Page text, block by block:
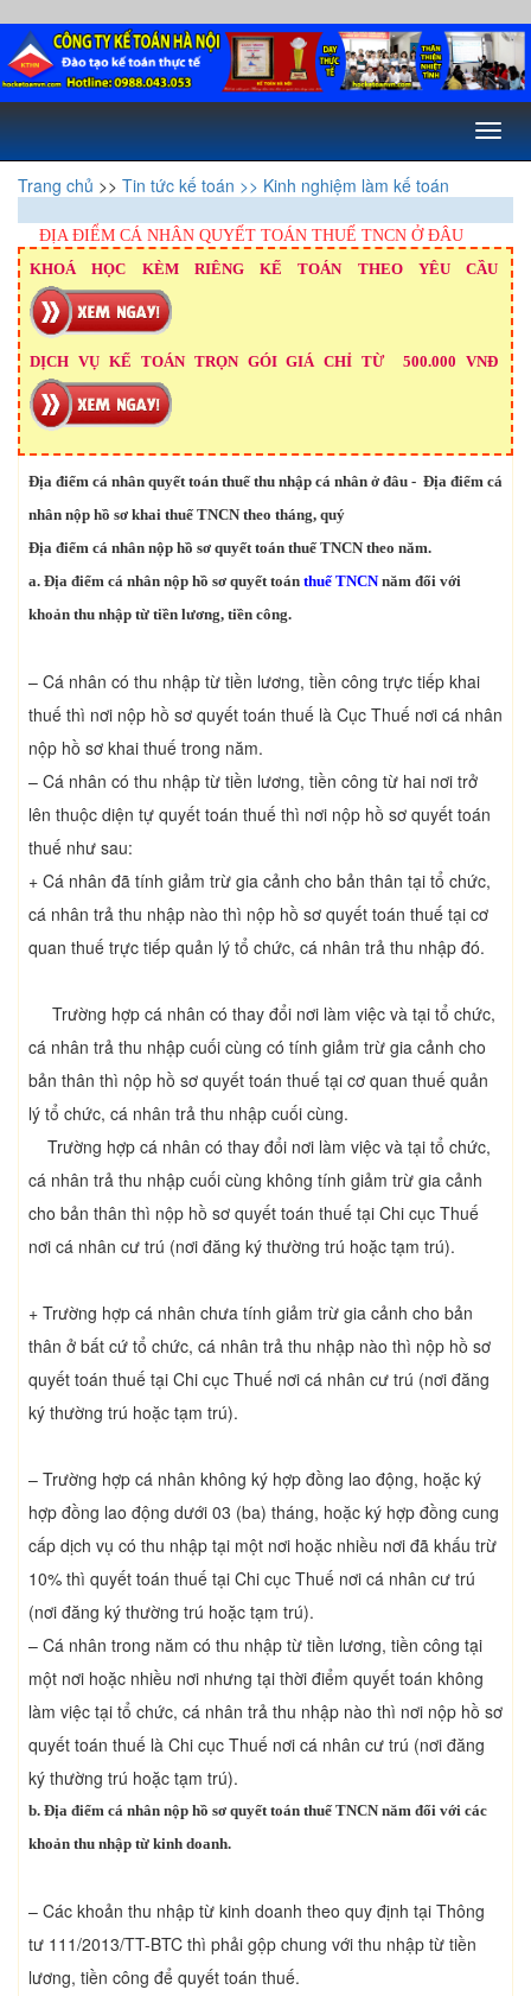
Toggle
Trang chủ >> Tin tức kế toán >> Kinh nghiệm làm kế toán
ĐỊA ĐIỂM CÁ NHÂN QUYẾT TOÁN THUẾ TNCN Ở ĐÂU
KHOÁ HỌC KÈM RIÊNG KẾ TOÁN THEO YÊU CẦU
DỊCH VỤ KẾ TOÁN TRỌN GÓI GIÁ CHỈ TỪ 500.000 VNĐ
Địa điểm cá nhân quyết toán thuế thu nhập cá nhân ở đâu - Địa điểm cá
nhân nộp hồ sơ khai thuế TNCN theo tháng, quý
Địa điểm cá nhân nộp hồ sơ quyết toán thuế TNCN theo năm.
a. Địa điểm cá nhân nộp hồ sơ quyết toán thuế TNCNnăm đối với
khoản thu nhập từ tiền lương, tiền công.
– Cá nhân có thu nhập từ tiền lương, tiền công trực tiếp khai
thuế thì nơi nộp hồ sơ quyết toán thuế là Cục Thuế nơi cá nhân
nộp hồ sơ khai thuế trong năm.
– Cá nhân có thu nhập từ tiền lương, tiền công từ hai nơi trở
lên thuộc diện tự quyết toán thuế thì nơi nộp hồ sơ quyết toán
thuế như sau:
+ Cá nhân đã tính giảm trừ gia cảnh cho bản thân tại tổ chức,
cá nhân trả thu nhập nào thì nộp hồ sơ quyết toán thuế tại cơ
quan thuế trực tiếp quản lý tổ chức, cá nhân trả thu nhập đó.
Trường hợp cá nhân có thay đổi nơi làm việc và tại tổ chức,
cá nhân trả thu nhập cuối cùng có tính giảm trừ gia cảnh cho
bản thân thì nộp hồ sơ quyết toán thuế tại cơ quan thuế quản
lý tổ chức, cá nhân trả thu nhập cuối cùng.
Trường hợp cá nhân có thay đổi nơi làm việc và tại tổ chức,
cá nhân trả thu nhập cuối cùng không tính giảm trừ gia cảnh
cho bản thân thì nộp hồ sơ quyết toán thuế tại Chi cục Thuế
nơi cá nhân cư trú (nơi đăng ký thường trú hoặc tạm trú).
+ Trường hợp cá nhân chưa tính giảm trừ gia cảnh cho bản
thân ở bất cứ tổ chức, cá nhân trả thu nhập nào thì nộp hồ sơ
quyết toán thuế tại Chi cục Thuế nơi cá nhân cư trú (nơi đăng
ký thường trú hoặc tạm trú).
– Trường hợp cá nhân không ký hợp đồng lao động, hoặc ký
hợp đồng lao động dưới 03 (ba) tháng, hoặc ký hợp đồng cung
cấp dịch vụ có thu nhập tại một nơi hoặc nhiều nơi đã khấu trừ
10% thì quyết toán thuế tại Chi cục Thuế nơi cá nhân cư trú
(nơi đăng ký thường trú hoặc tạm trú).
– Cá nhân trong năm có thu nhập từ tiền lương, tiền công tại
một nơi hoặc nhiều nơi nhưng tại thời điểm quyết toán không
làm việc tại tổ chức, cá nhân trả thu nhập nào thì nơi nộp hồ sơ
quyết toán thuế là Chi cục Thuế nơi cá nhân cư trú (nơi đăng
ký thường trú hoặc tạm trú).
b. Địa điểm cá nhân nộp hồ sơ quyết toán thuế TNCN năm đối với các
khoản thu nhập từ kinh doanh.
– Các khoản thu nhập từ kinh doanh theo quy định tại Thông
tư 111/2013/TT-BTC thì phải gộp chung với thu nhập từ tiền
lương, tiền công để quyết toán thuế.